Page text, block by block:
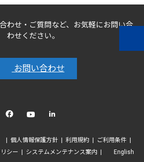
わせ・ご質問など、お気軽にお問い合
わせください。
お問い合わせ
個人情報保護方針 利用規約
ご利用条件
シー
システムメンテナンス案内 English